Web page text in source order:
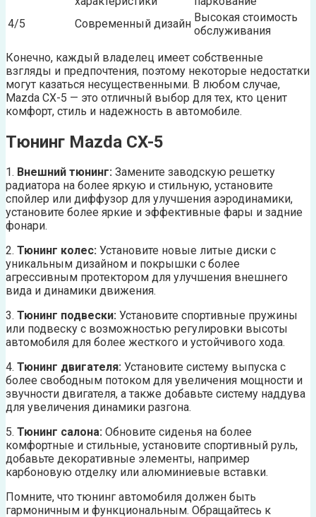
4/5
Современный дизайн Высокая стоимость
обслуживания
Конечно, каждый владелец имеет собственные
взгляды и предпочтения, поэтому некоторые недостатки
могут казаться несущественными. В любом случае,
Mazda CX-5 — это отличный выбор для тех, кто ценит
комфорт, стиль и надежность в автомобиле.
Тюнинг Mazda CX-5
1. Внешний тюнинг: Замените заводскую решетку
радиатора на более яркую и стильную, установите
спойлер или диффузор для улучшения аэродинамики,
установите более яркие и эффективные фары и задние
фонари.
2. Тюнинг колес: Установите новые литые диски с
уникальным дизайном и покрышки с более
агрессивным протектором для улучшения внешнего
вида и динамики движения.
3. Тюнинг подвески: Установите спортивные пружины
или подвеску с возможностью регулировки высоты
автомобиля для более жесткого и устойчивого хода.
4. Тюнинг двигателя: Установите систему выпуска с
более свободным потоком для увеличения мощности и
звучности двигателя, а также добавьте систему наддува
для увеличения динамики разгона.
5. Тюнинг салона: Обновите сиденья на более
комфортные и стильные, установите спортивный руль,
добавьте декоративные элементы, например
карбоновую отделку или алюминиевые вставки.
Помните, что тюнинг автомобиля должен быть
гармоничным и функциональным. Обращайтесь к